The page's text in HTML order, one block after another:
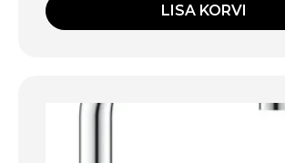
LISA KORVI